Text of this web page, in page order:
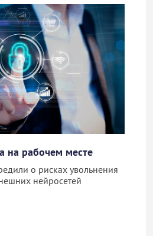
на рабочем месте
о рисках увольнения
нейросетей